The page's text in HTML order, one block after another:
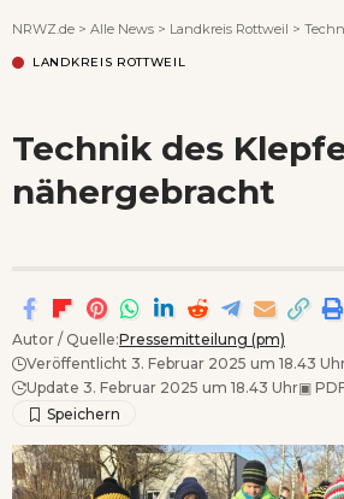
NRWZ.de > Alle News > Landkreis Rottweil >
LANDKREIS ROTTWEIL
Technik des
nähergebracht
Autor / Quelle:Pressemitteilung (pm)
Veröffentlicht 3. Februar 2025 um 18.43
Update 3. Februar 2025 um 18.43 Uhr▣